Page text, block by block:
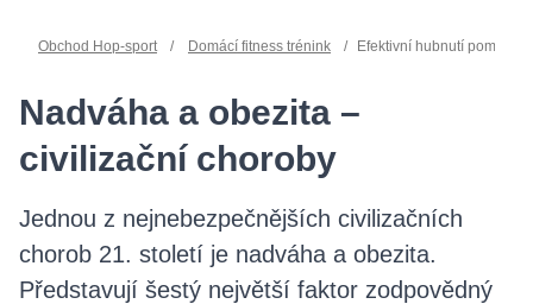
Obchod Hop-sport / Domácí fitness trénink / Efektivní hubnutí pomocí
Nadváha a obezita –
civilizační choroby
Jednou z nejnebezpečnějších civilizačních
chorob 21. století je nadváha a obezita.
Představují šestý největší faktor zodpovědný